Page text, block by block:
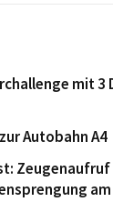
mit 3
Autobahn A4
Zeugenaufruf
am